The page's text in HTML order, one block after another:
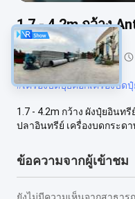
1.7 - 4.2m กว้าง
เครื่องบดปุ๋ยอินทรีย์
#เครื่องบดปุ๋ยคอกเครื่องบด
1.7 - 4.2m กว้าง ผังปุ๋ยอินท
ปลาอินทรีย์ เครื่องบดกระด
ข้อความจากผู้เข้าชม
ยังไม่มีความเห็นจากสาธาร